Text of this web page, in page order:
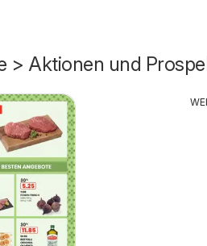
> Aktionen und